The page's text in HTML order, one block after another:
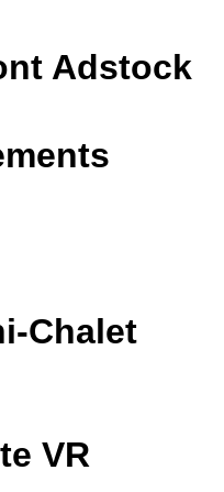
Adstock
Chalet
VR